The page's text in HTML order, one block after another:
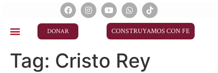
DONAR CONSTRUYAMOS CON FE
Tag: Cristo Rey